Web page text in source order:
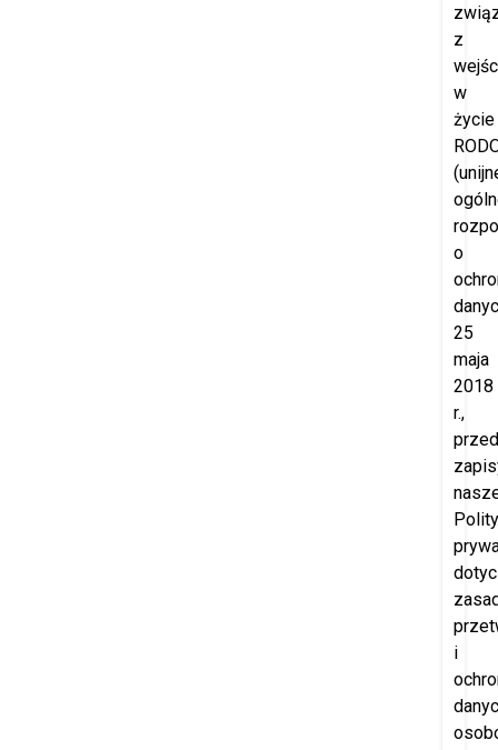
z
w
życie
o
25
maja
2018
r.,
i